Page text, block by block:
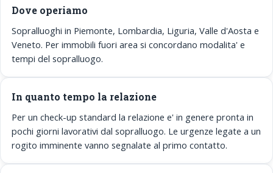
Dove operiamo
Sopralluoghi in Piemonte, Lombardia, Liguria, Valle d'Aosta e
Veneto. Per immobili fuori area si concordano modalita' e
tempi del sopralluogo.
In quanto tempo la relazione
Per un check-up standard la relazione e' in genere pronta in
pochi giorni lavorativi dal sopralluogo. Le urgenze legate a un
rogito imminente vanno segnalate al primo contatto.